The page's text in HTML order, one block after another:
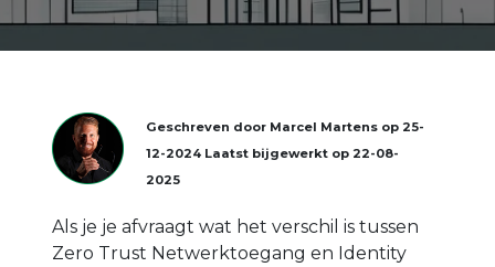
Geschreven door Marcel Martens op 25-
12-2024 Laatst bijgewerkt op 22-08-
2025
Als je je afvraagt wat het verschil is tussen
Zero Trust Netwerktoegang en Identity